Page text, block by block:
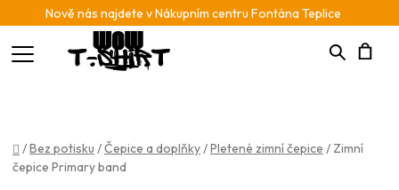
Nově nás najdete v Nákupním centru Fontána Teplice
Hledat
Domů
/Bez potisku /Čepice a doplňky/Pletené zimní čepice / Zimní
čepice Primary band